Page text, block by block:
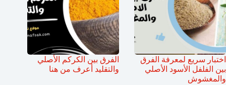
اختبار سريع لمعرفة الفرق
بين الفلفل الأسود الأصلي
والمغشوش
الفرق بين الكركم الأصلي
والتقليد أعرف من هنا